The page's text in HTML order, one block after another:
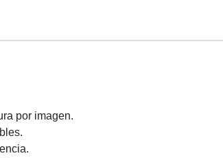
por imagen.